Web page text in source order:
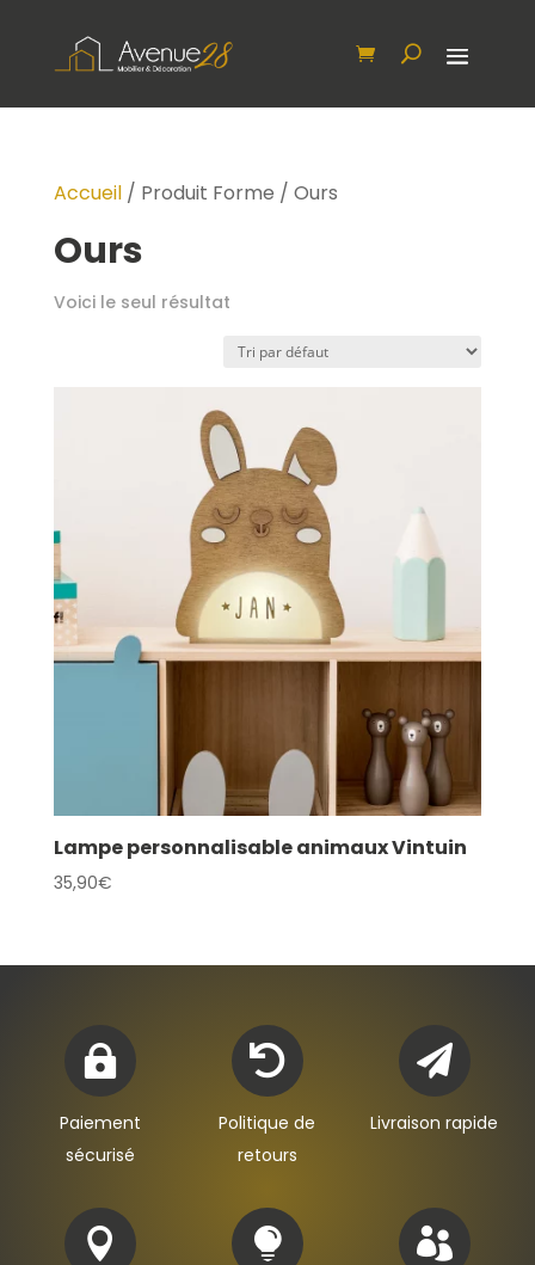
Accueil/ Produit Forme / Ours
Ours
Voici le seul résultat
Lampe personnalisable animaux Vintuin
35,90€

Paiement
sécurisé

Politique de
retours

Livraison rapide
  